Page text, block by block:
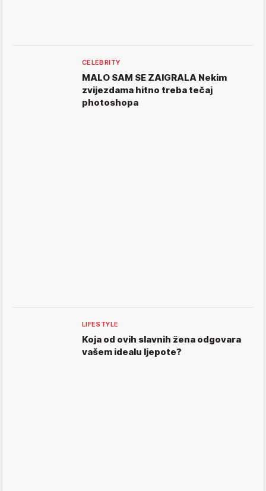
CELEBRITY
MALO SAM SE ZAIGRALA Nekim
zvijezdama hitno treba tečaj
photoshopa
LIFESTYLE
Koja od ovih slavnih žena odgovara
vašem idealu ljepote?